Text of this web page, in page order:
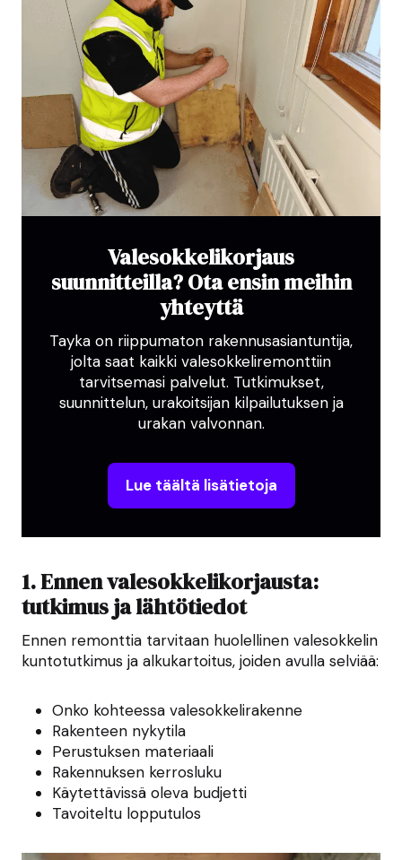
Valesokkelikorjaus
suunnitteilla? Ota ensin meihin
yhteyttä
Tayka on riippumaton rakennusasiantuntija,
jolta saat kaikki valesokkeliremonttiin
tarvitsemasi palvelut. Tutkimukset,
suunnittelun, urakoitsijan kilpailutuksen ja
urakan valvonnan.
Lue täältä lisätietoja
1. Ennen valesokkelikorjausta:
tutkimus ja lähtötiedot
Ennen remonttia tarvitaan huolellinen valesokkelin
kuntotutkimus ja alkukartoitus, joiden avulla selviää:
Onko kohteessa valesokkelirakenne
Rakenteen nykytila
Perustuksen materiaali
Rakennuksen kerrosluku
Käytettävissä oleva budjetti
Tavoiteltu lopputulos